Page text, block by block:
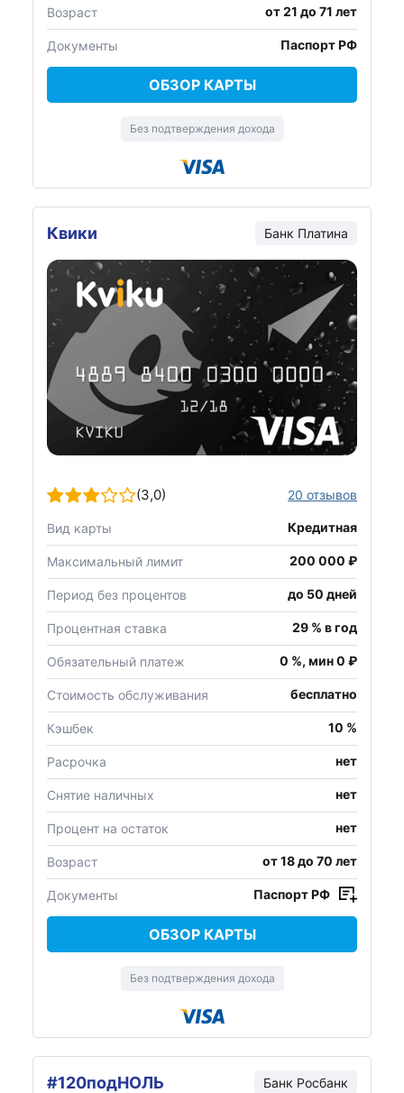
Возраст от 21 до 71 лет
Документы Паспорт РФ
ОБЗОР КАРТЫ
Без подтверждения дохода
Квики Банк Платина
(3,0) 20 отзывов
Вид карты Кредитная
Максимальный лимит 200 000 ₽
Период без процентов до 50 дней
Процентная ставка 29 % в год
Обязательный платеж 0 %, мин 0 ₽
Стоимость обслуживания бесплатно
Кэшбек 10 %
Расрочка нет
Снятие наличных нет
Процент на остаток нет
Возраст от 18 до 70 лет
Документы Паспорт РФ
ОБЗОР КАРТЫ
Без подтверждения дохода
#120подНОЛЬ Банк Росбанк